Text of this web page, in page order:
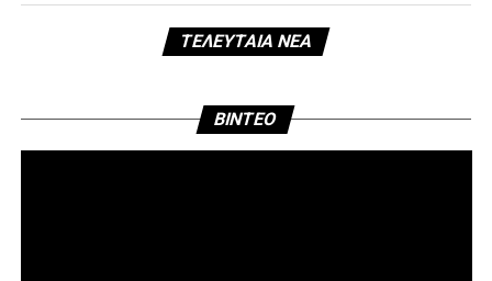
ΤΕΛΕΥΤΑΊΑ ΝΈΑ
BINTEO